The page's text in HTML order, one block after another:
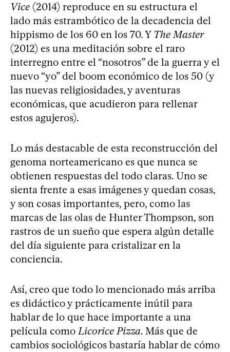
Vice (2014) reproduce en su estructura el
lado más estrambótico de la decadencia del
hippismo de los 60 en los 70. Y The Master
(2012) es una meditación sobre el raro
interregno entre el “nosotros” de la guerra y el
nuevo “yo” del boom económico de los 50 (y
las nuevas religiosidades, y aventuras
económicas, que acudieron para rellenar
estos agujeros).
Lo más destacable de esta reconstrucción del
genoma norteamericano es que nunca se
obtienen respuestas del todo claras. Uno se
sienta frente a esas imágenes y quedan cosas,
y son cosas importantes, pero, como las
marcas de las olas de Hunter Thompson, son
rastros de un sueño que espera algún detalle
del día siguiente para cristalizar en la
conciencia.
Así, creo que todo lo mencionado más arriba
es didáctico y prácticamente inútil para
hablar de lo que hace importante a una
película comoLicorice Pizza. Más que de
cambios sociológicos bastaría hablar de cómo